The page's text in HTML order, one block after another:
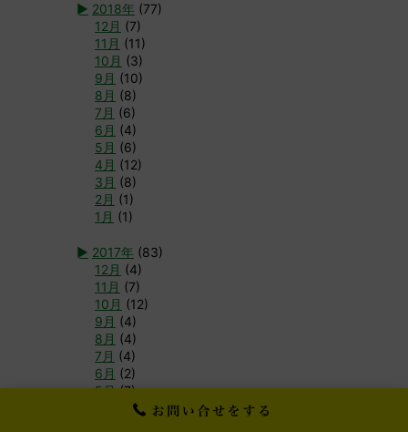
► 2018年 (77)
12月 (7)
11月 (11)
10月 (3)
9月 (10)
8月 (8)
7月 (6)
6月 (4)
5月 (6)
4月 (12)
3月 (8)
2月 (1)
1月 (1)
► 2017年 (83)
12月 (4)
11月 (7)
10月 (12)
9月 (4)
8月 (4)
7月 (4)
6月 (2)
5月 (7)
(3)